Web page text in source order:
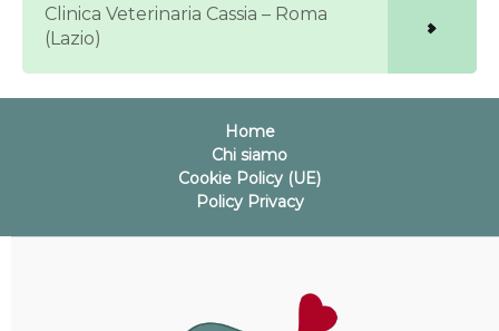
Clinica Veterinaria Cassia – Roma
(Lazio)
Home
Chi siamo
Cookie Policy (UE)
Policy Privacy